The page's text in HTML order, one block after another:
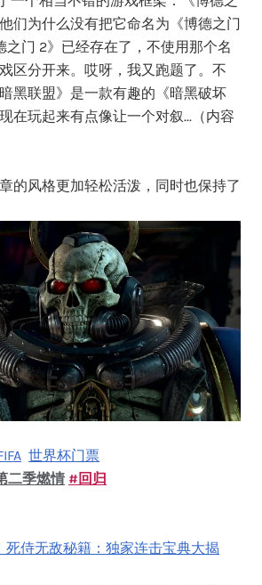
们为什么没有把它命名为《博德之门
之门 2》已经存在了，不使用那个名
区分开来。哎呀，我又跑题了。不
黑联盟》是一款有趣的《暗黑破坏
在玩起来有点像让一个对叙...（内容
的风格更加轻松活泼，同时也保持了
世界杯门票
二季燃情 #回归
死侍无敌秘籍：独家连击宝典大揭